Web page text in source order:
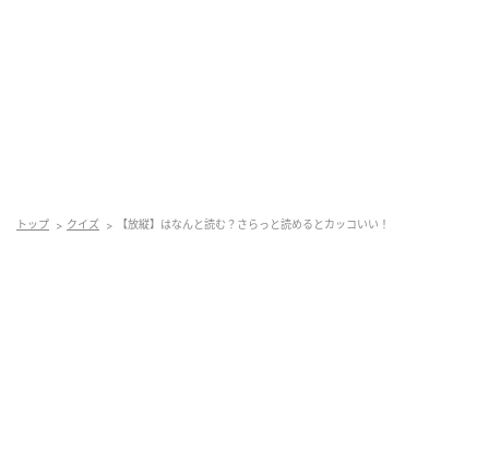
トップ クイズ 【放縦】はなんと読む？さらっと読めるとカッコいい！